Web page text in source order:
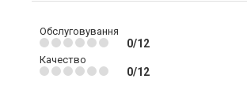
Обслуговування
0/12
Качество
0/12